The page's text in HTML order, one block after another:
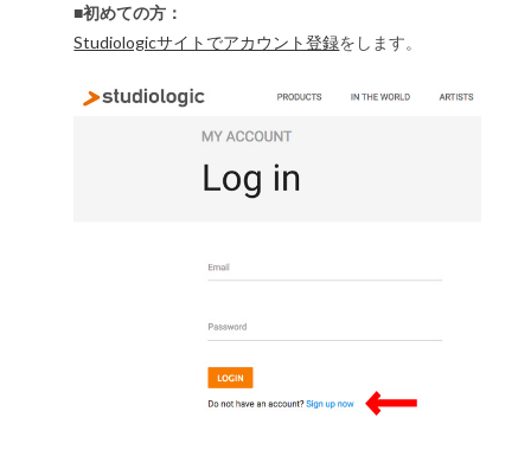
■初めての方：
Studiologicサイトでアカウント登録をします。